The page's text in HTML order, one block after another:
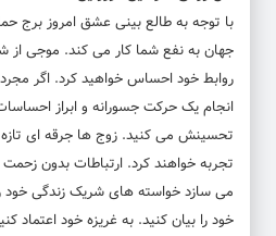
با توجه به طالع بینی عشق امروز برج
جهان به نفع شما کار می کند. موجی از
روابط خود احساس خواهید کرد. اگر
انجام یک حرکت جسورانه و ابراز
تحسینش می کنید. زوج ها جرقه ای تازه
تجربه خواهند کرد. ارتباطات بدون
می سازد خواسته های شریک زندگی خود
خود را بیان کنید. به غریزه خود اعتماد